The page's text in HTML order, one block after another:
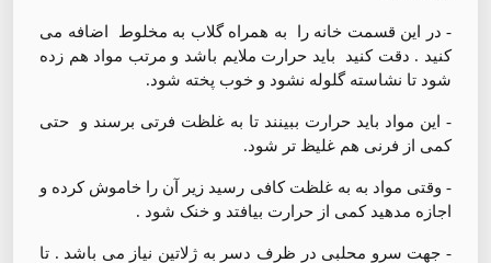
- در این قسمت خانه را به همراه گلاب به مخلوط اضافه می
کنید . دقت کنید باید حرارت ملایم باشد و مرتب مواد هم زده
شود تا نشاسته گلوله نشود و خوب پخته شود.
- این مواد باید حرارت ببینند تا به غلظت فرتی برسند و حتی
کمی از فرنی هم غلیظ تر شود.
- وقتی مواد به به غلظت کافی رسید زیر آن را خاموش کرده و
اجازه مدهید کمی از حرارت بیافتد و خنک شود .
- جهت سرو محلبی در ظرف دسر به ژلاتین نیاز می باشد . تا